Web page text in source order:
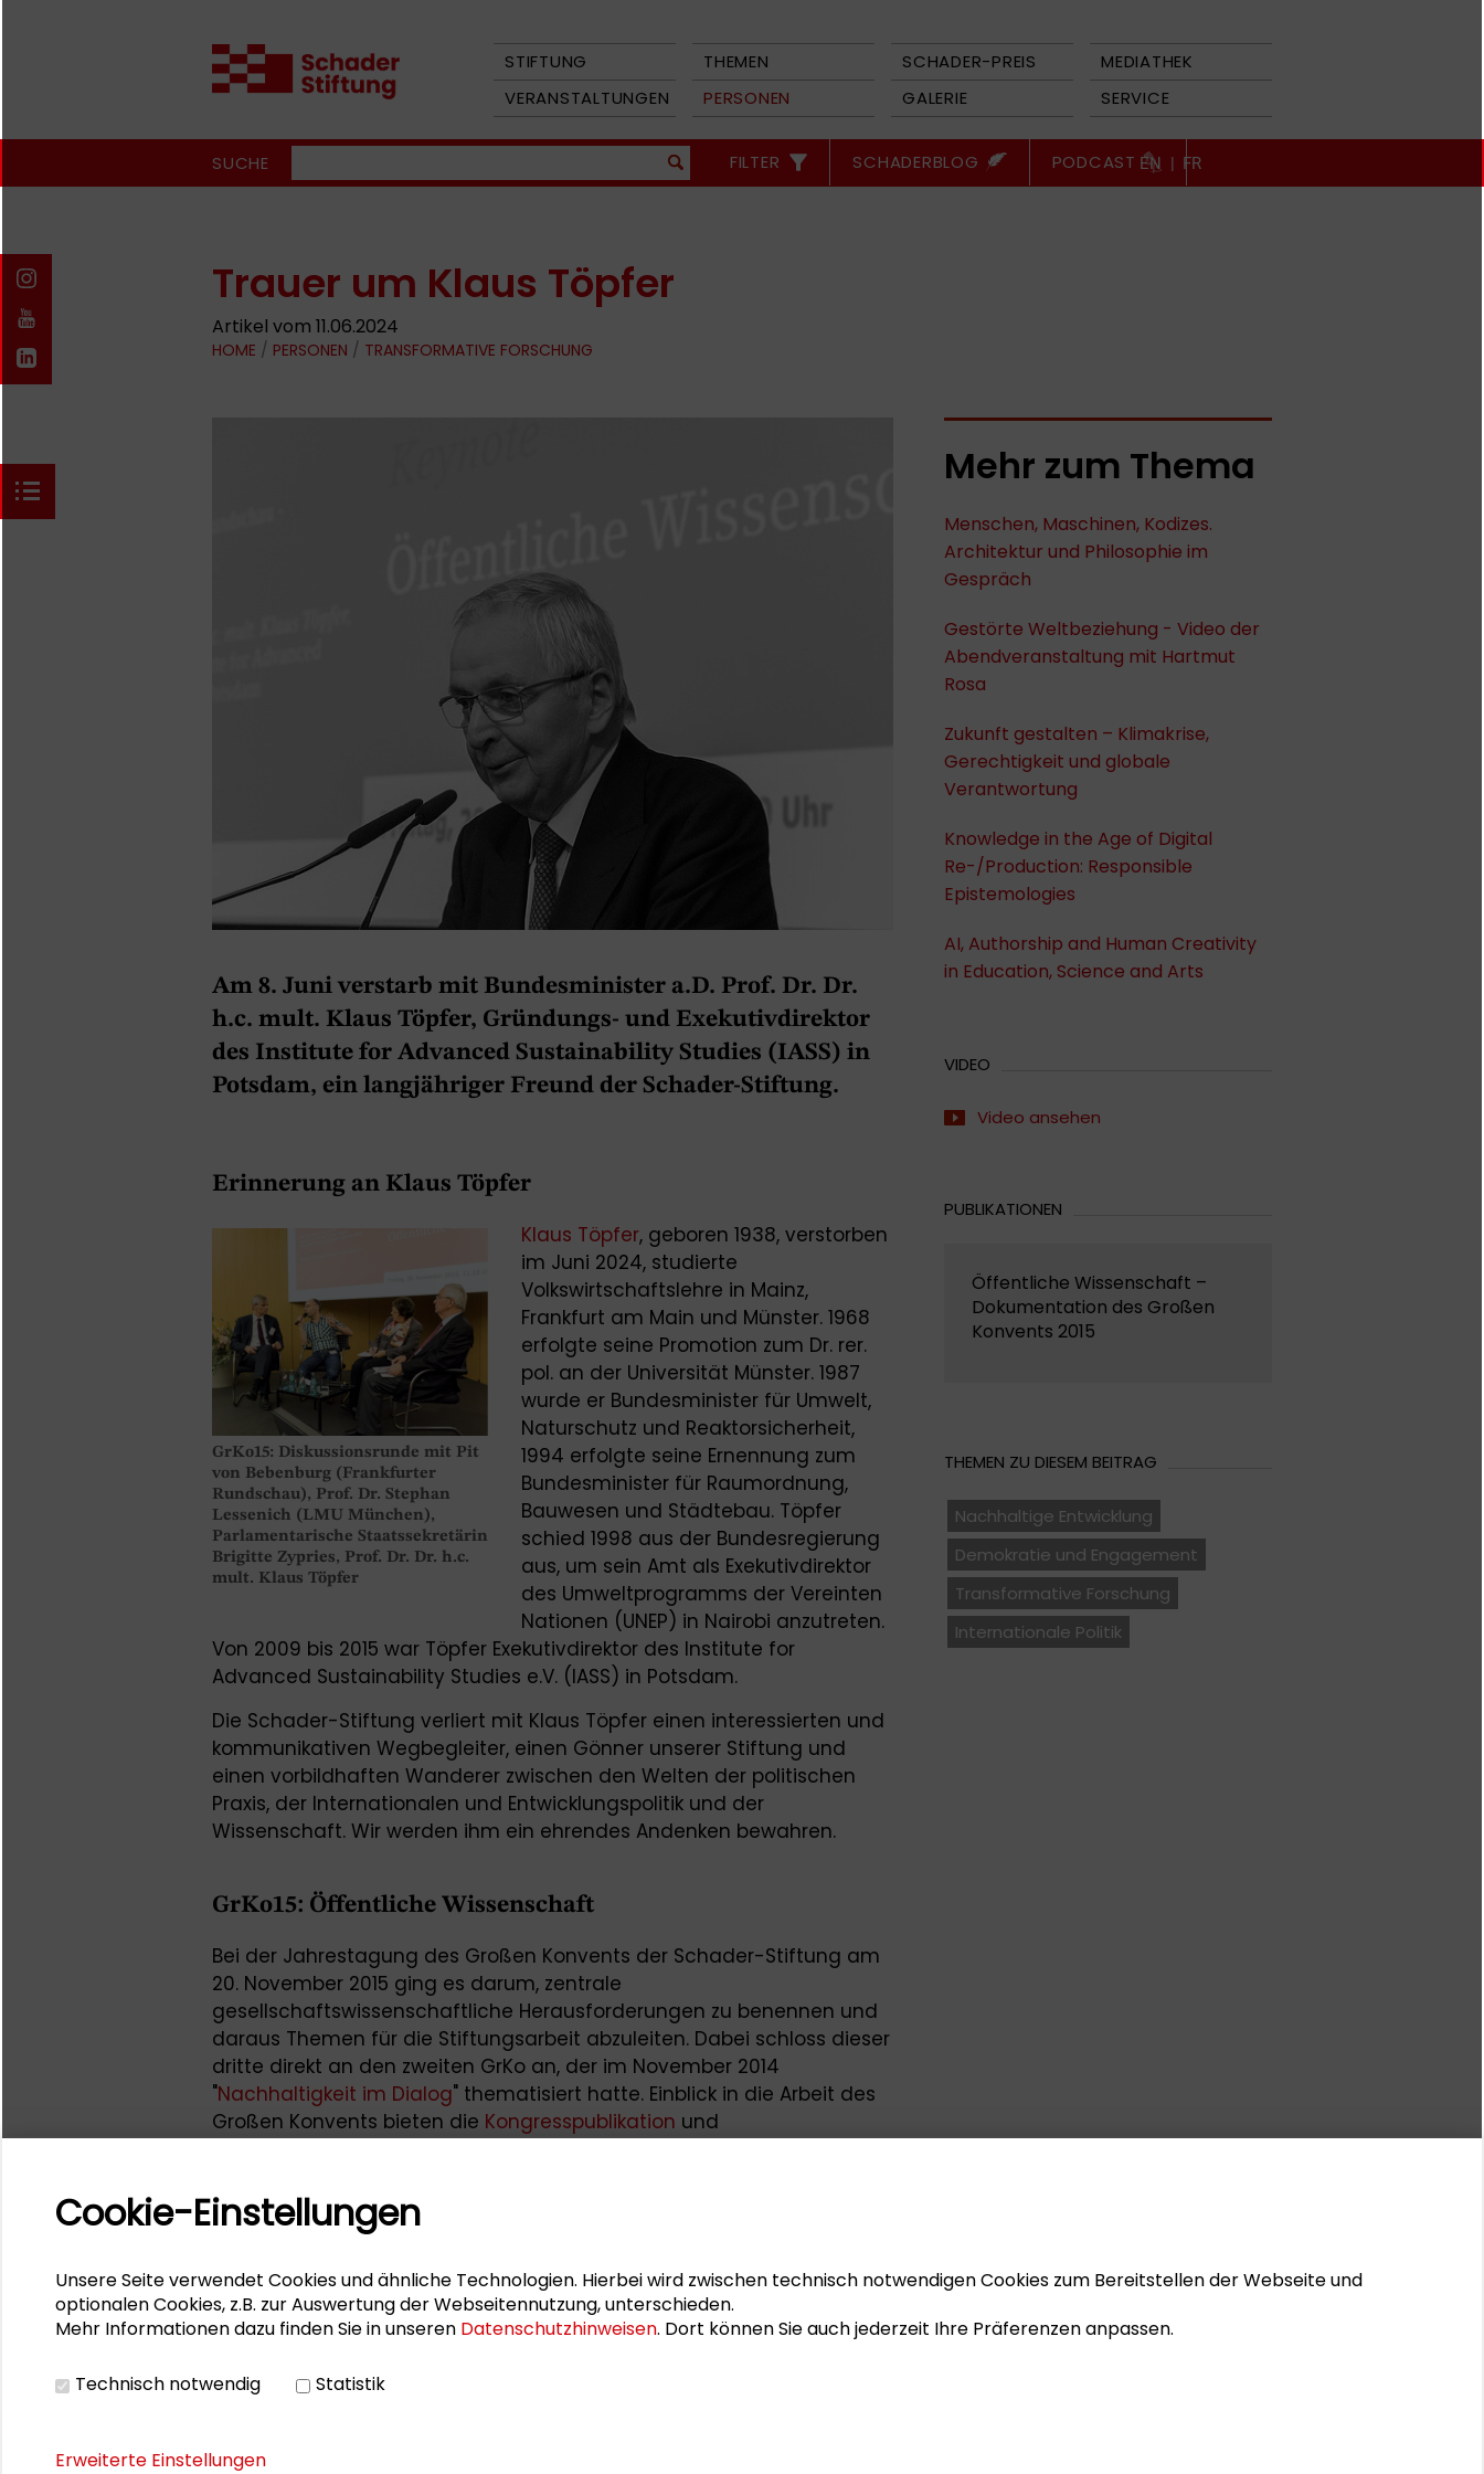
STIFTUNG THEMEN SCHADER-PREIS
MEDIATHEK
VERANSTALTUNGEN
PERSONEN GALERIE SERVICE
SUCHE FILTER SCHADERBLOG PODCAST EN | FR
Trauer um Klaus Töpfer
Artikel vom 11.06.2024
HOME / PERSONEN / TRANSFORMATIVE FORSCHUNG
Am 8. Juni verstarb mit Bundesminister a.D. Prof. Dr. Dr.
h.c. mult. Klaus Töpfer, Gründungs- und Exekutivdirektor
des Institute for Advanced Sustainability Studies (IASS) in
Potsdam, ein langjähriger Freund der Schader-Stiftung.
Erinnerung an Klaus Töpfer
GrKo15: Diskussionsrunde mit Pit
von Bebenburg (Frankfurter
Rundschau), Prof. Dr. Stephan
Lessenich (LMU München),
Parlamentarische Staatssekretärin
Brigitte Zypries, Prof. Dr. Dr. h.c.
mult. Klaus Töpfer
Klaus Töpfer, geboren 1938, verstorben
im Juni 2024, studierte
Volkswirtschaftslehre in Mainz,
Frankfurt am Main und Münster. 1968
erfolgte seine Promotion zum Dr. rer.
pol. an der Universität Münster. 1987
wurde er Bundesminister für Umwelt,
Naturschutz und Reaktorsicherheit,
1994 erfolgte seine Ernennung zum
Bundesminister für Raumordnung,
Bauwesen und Städtebau. Töpfer
schied 1998 aus der Bundesregierung
aus, um sein Amt als Exekutivdirektor
des Umweltprogramms der Vereinten
Nationen (UNEP) in Nairobi anzutreten.
Von 2009 bis 2015 war Töpfer Exekutivdirektor des Institute for
Advanced Sustainability Studies e.V. (IASS) in Potsdam.
Die Schader-Stiftung verliert mit Klaus Töpfer einen interessierten und
kommunikativen Wegbegleiter, einen Gönner unserer Stiftung und
einen vorbildhaften Wanderer zwischen den Welten der politischen
Praxis, der Internationalen und Entwicklungspolitik und der
Wissenschaft. Wir werden ihm ein ehrendes Andenken bewahren.
GrKo15: Öffentliche Wissenschaft
Bei der Jahrestagung des Großen Konvents der Schader-Stiftung am
20. November 2015 ging es darum, zentrale
gesellschaftswissenschaftliche Herausforderungen zu benennen und
daraus Themen für die Stiftungsarbeit abzuleiten. Dabei schloss dieser
dritte direkt an den zweiten GrKo an, der im November 2014
"Nachhaltigkeit im Dialog" thematisiert hatte. Einblick in die Arbeit des
Großen Konvents bieten die Kongresspublikation und
Zentrale Bedeutung hatte die Keynote von Prof. Klaus Töpfer sowie die
anschließende Diskussionsrunde, zu der - nach dem kurzfristigen
Lessenich (LMU München), Gründungsmitglied des Kleinen Konvents
der Schader-Stiftung, und das Stiftungsratsmitglied Brigitte Zypries,
seinerzeit Parlamentarische Staatssekretärin im
Bebenburg (Frankfurter Rundschau) bereit waren.
Mehr zum Thema
Menschen, Maschinen, Kodizes.
Architektur und Philosophie im
Gespräch
Gestörte Weltbeziehung - Video der
Abendveranstaltung mit Hartmut
Rosa
Zukunft gestalten – Klimakrise,
Gerechtigkeit und globale
Verantwortung
Knowledge in the Age of Digital
Re-/Production: Responsible
Epistemologies
AI, Authorship and Human Creativity
in Education, Science and Arts
VIDEO
Video ansehen
PUBLIKATIONEN
Öffentliche Wissenschaft –
Dokumentation des Großen
Konvents 2015
THEMEN ZU DIESEM BEITRAG
Nachhaltige Entwicklung
Demokratie und Engagement
Transformative Forschung
Internationale Politik
Cookie-Einstellungen
Unsere Seite verwendet Cookies und ähnliche Technologien. Hierbei wird zwischen technisch notwendigen Cookies zum Bereitstellen der Webseite und
optionalen Cookies, z.B. zur Auswertung der Webseitennutzung, unterschieden.
Mehr Informationen dazu finden Sie in unseren Datenschutzhinweisen. Dort können Sie auch jederzeit Ihre Präferenzen anpassen.
Technisch notwendig Statistik
Erweiterte Einstellungen